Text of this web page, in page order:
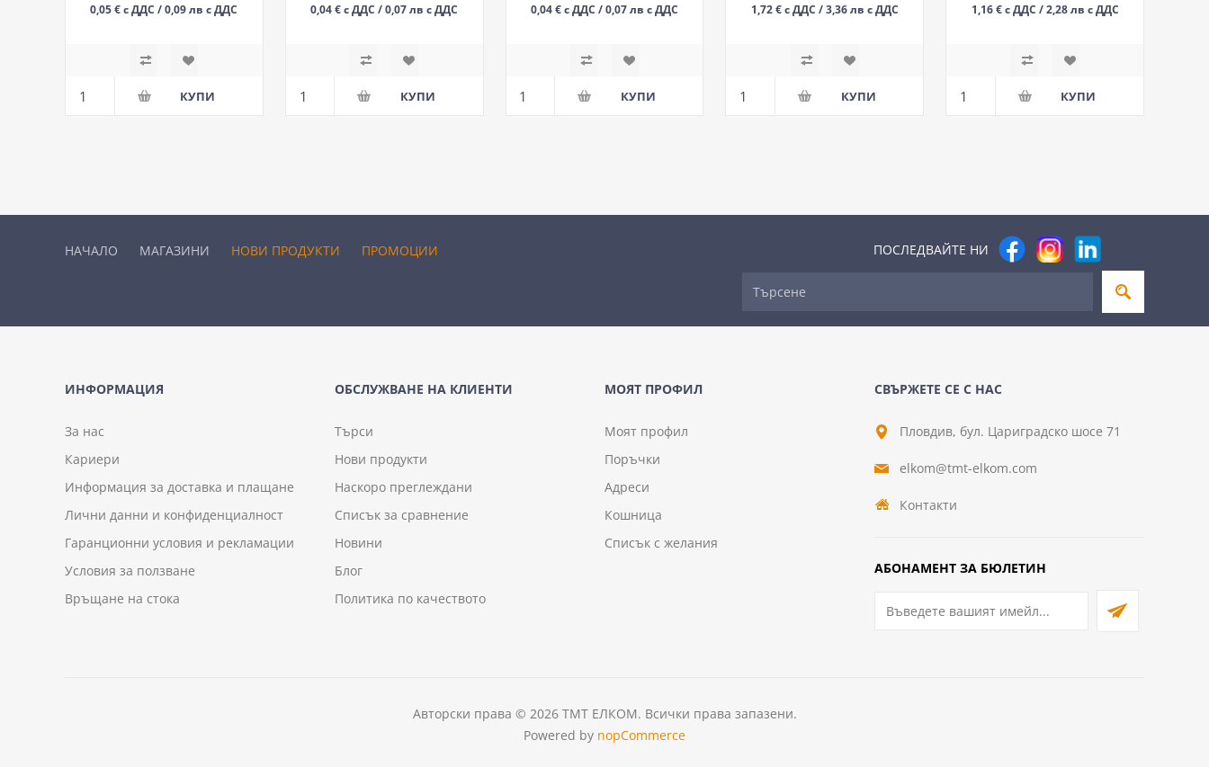
0,05 € с ДДС / 0,09 лв с ДДС 0,04 € с ДДС / 0,07 лв с ДДС 0,04 € с ДДС / 0,07 лв с ДДС 1,72 € с ДДС / 3,36 лв с ДДС 1,16 € с ДДС / 2,28 лв с ДДС
ПОСЛЕДВАЙТЕ НИ
НАЧАЛО МАГАЗИНИ НОВИ ПРОДУКТИ ПРОМОЦИИ
ИНФОРМАЦИЯ
За нас
Кариери
Информация за доставка и плащане
Лични данни и конфиденциалност
Гаранционни условия и рекламации
Условия за ползване
Връщане на стока
ОБСЛУЖВАНЕ НА КЛИЕНТИ
Търси
Нови продукти
Наскоро преглеждани
Списък за сравнение
Новини
Блог
Политика по качеството
МОЯТ ПРОФИЛ
Моят профил
Поръчки
Адреси
Кошница
Списък с желания
СВЪРЖЕТЕ СЕ С НАС
Пловдив, бул. Цариградско шосе 71
elkom@tmt-elkom.com
Контакти
АБОНАМЕНТ ЗА БЮЛЕТИН
Авторски права © 2026 ТМТ ЕЛКОМ. Всички права запазени.
Powered by nopCommerce